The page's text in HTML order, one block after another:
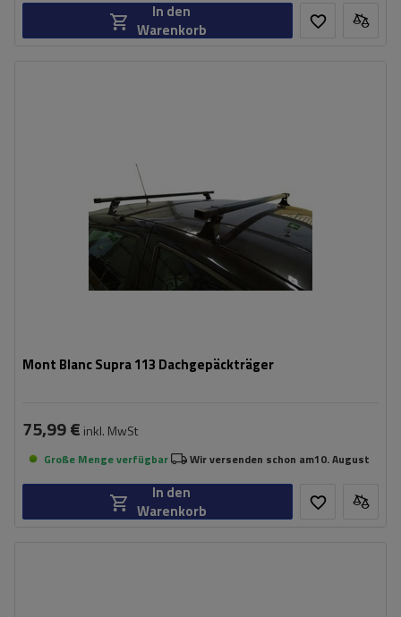
In den
Warenkorb
Mont Blanc Supra 113 Dachgepäckträger
75,99 € inkl. MwSt
Große Menge verfügbar Wir versenden schon am10. August
In den
Warenkorb